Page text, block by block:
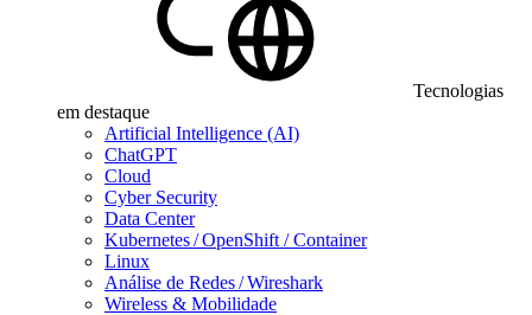
Tecnologias
em destaque
Artificial Intelligence (AI)
ChatGPT
Cloud
Cyber Security
Data Center
Kubernetes / OpenShift / Container
Linux
Análise de Redes / Wireshark
Wireless & Mobilidade